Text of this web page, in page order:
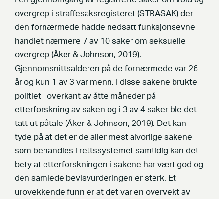
overgrep i straffesaksregisteret (STRASAK) der
den fornærmede hadde nedsatt funksjonsevne
handlet nærmere 7 av 10 saker om seksuelle
overgrep (Åker & Johnson, 2019).
Gjennomsnittsalderen på de fornærmede var 26
år og kun 1 av 3 var menn. I disse sakene brukte
politiet i overkant av åtte måneder på
etterforskning av saken og i 3 av 4 saker ble det
tatt ut påtale (Åker & Johnson, 2019). Det kan
tyde på at det er de aller mest alvorlige sakene
som behandles i rettssystemet samtidig kan det
bety at etterforskningen i sakene har vært god og
den samlede bevisvurderingen er sterk. Et
urovekkende funn er at det var en overvekt av